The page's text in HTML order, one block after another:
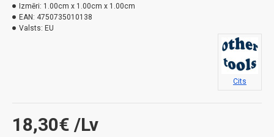
18,30€ /Lv
Izmēri: 1.00cm x 1.00cm x 1.00cm
EAN: 4750735010138
Valsts: EU
Cits